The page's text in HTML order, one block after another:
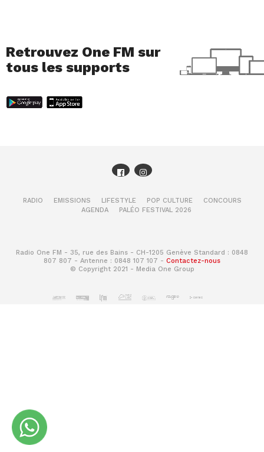
Retrouvez One FM sur
tous les supports
RADIO EMISSIONS LIFESTYLE POP CULTURE
CONCOURS
AGENDA
PALÉO FESTIVAL 2026
Radio One FM - 35, rue des Bains - CH-1205 Genève Standard : 0848
807 807 - Antenne : 0848 107 107 - Contactez-nous
© Copyright 2021 - Media One Group